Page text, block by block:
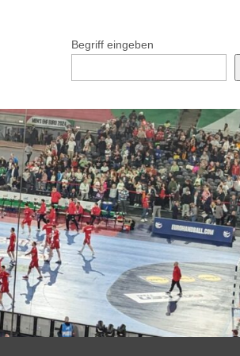
Begriff eingeben